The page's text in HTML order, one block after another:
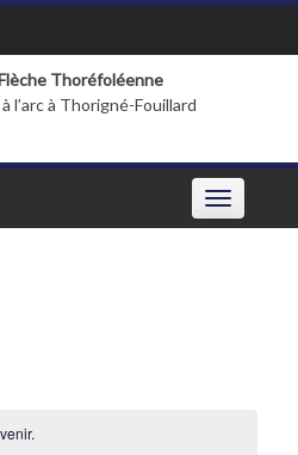
Thoréfoléenne
l’arc à Thorigné-Fouillard
Toggle
navigation